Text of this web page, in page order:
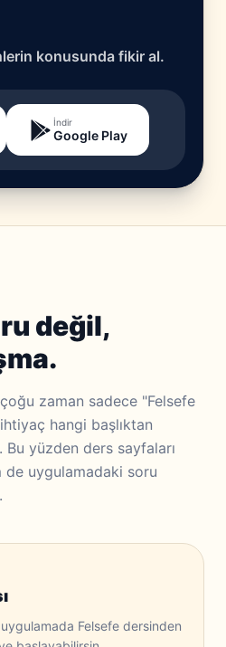
konusunda fikir al.
İndir
Google Play
değil,
zaman sadece "Felsefe
hangi başlıktan
Bu yüzden ders sayfaları
uygulamadaki soru
Felsefe dersinden